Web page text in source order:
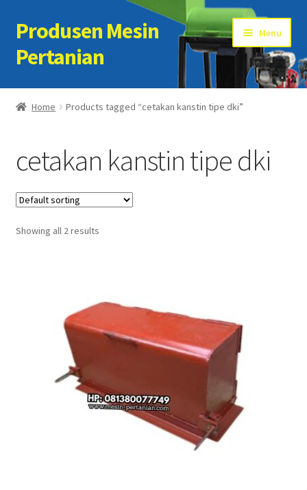
Skip
to
navigation
Skip
to
content
Produsen Mesin
Pertanian
Menu
Home
Cart
Checkout
Kontak Kami
Home Products tagged “cetakan kanstin tipe dki”
cetakan kanstin tipe dki
Showing all 2 results